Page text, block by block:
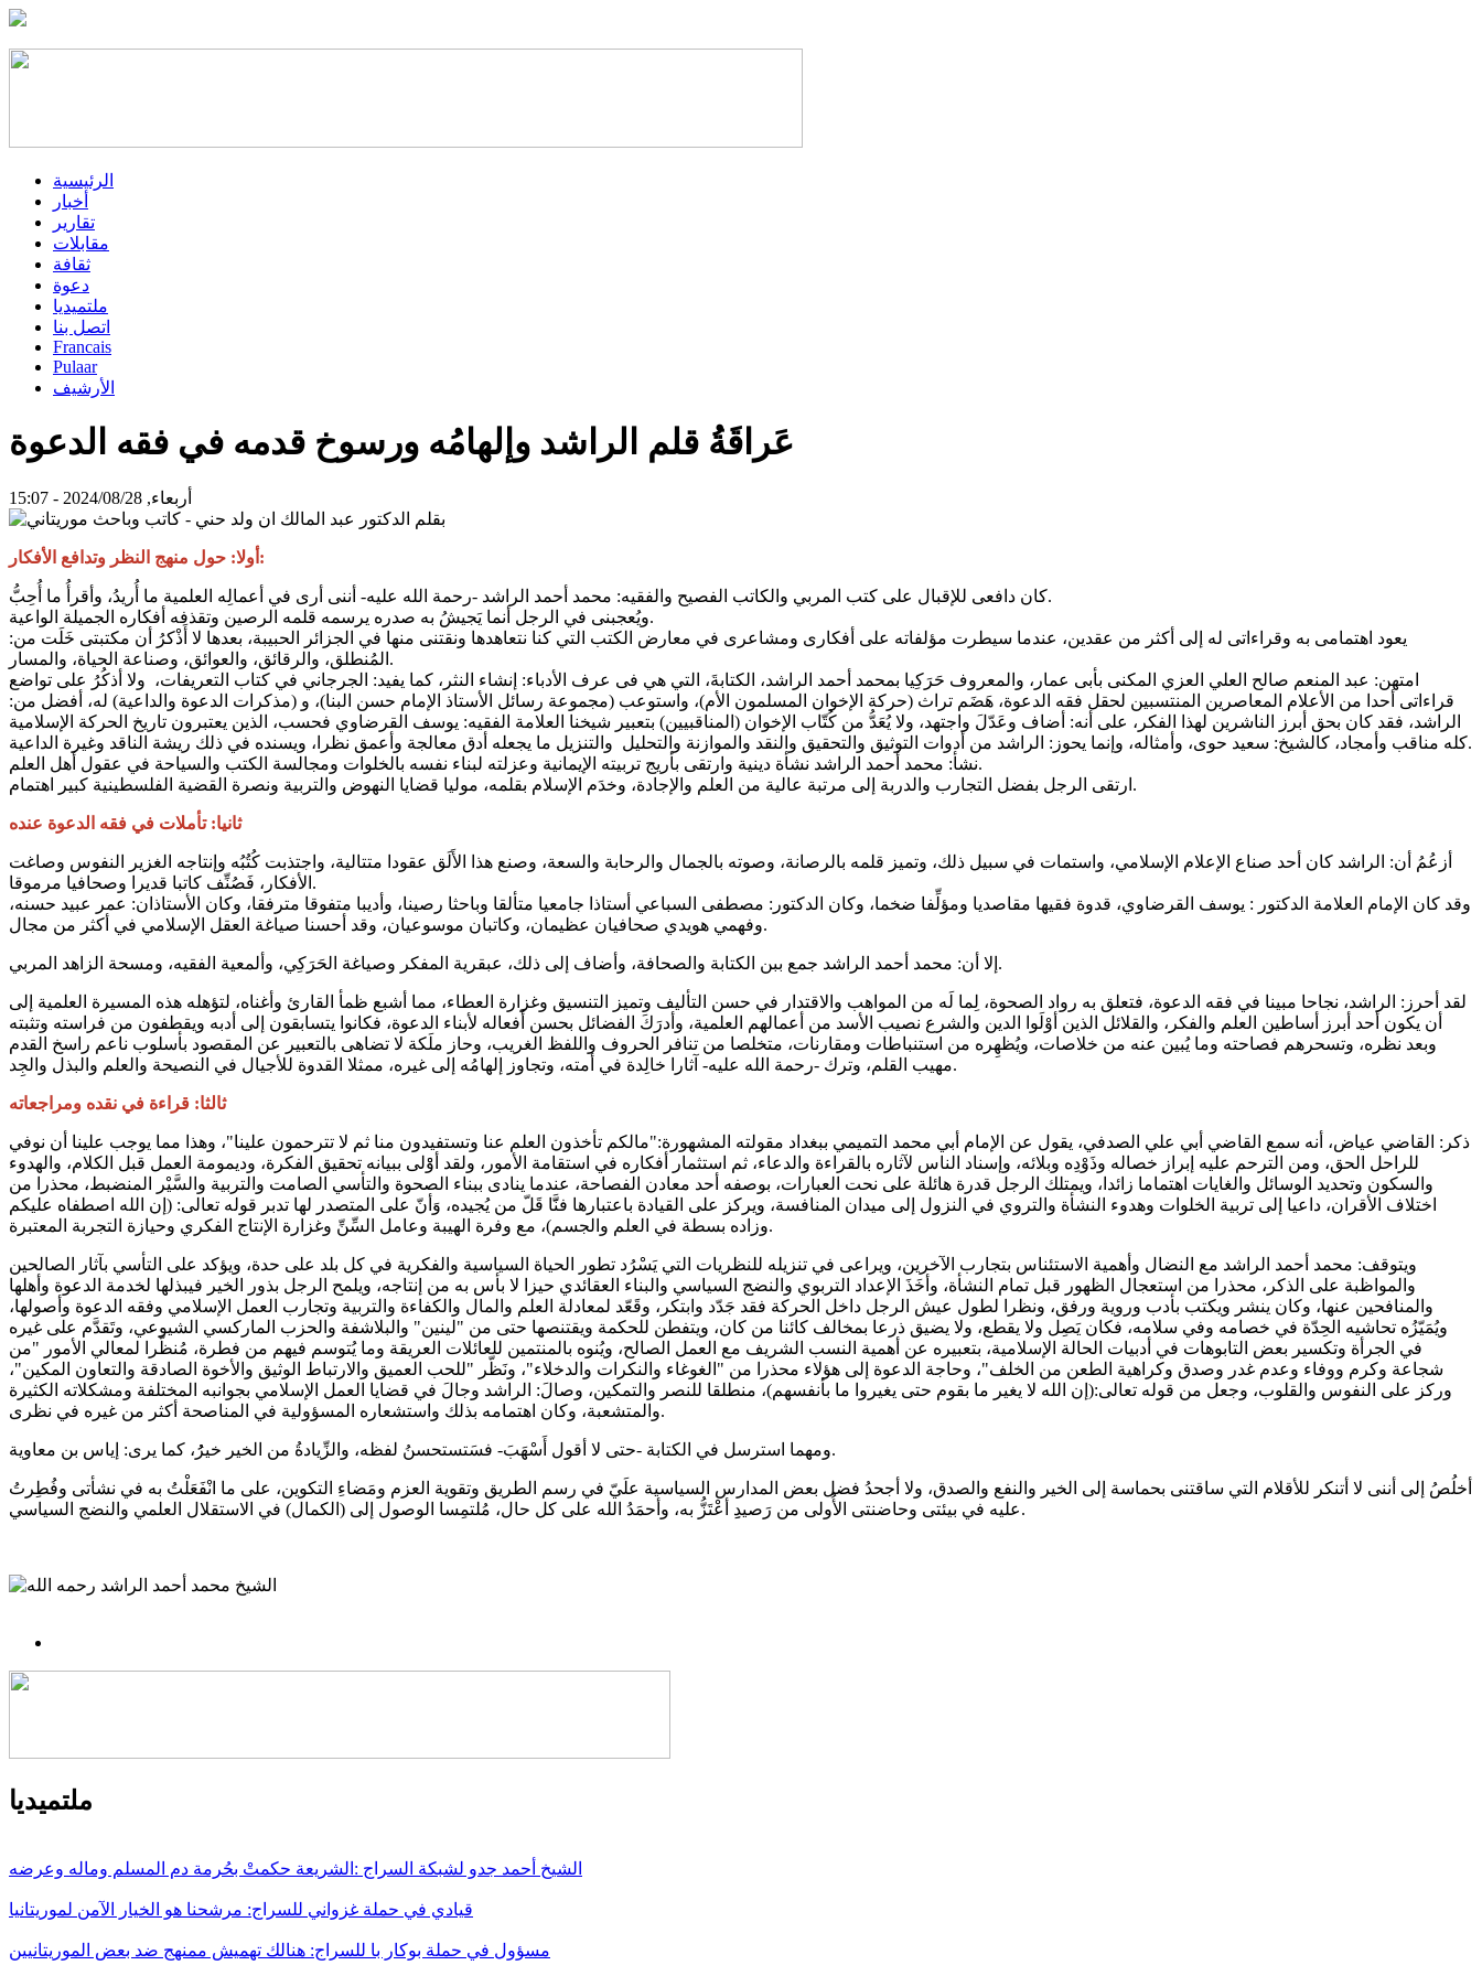
الرئيسية
أخبار
تقارير
مقابلات
ثقافة
دعوة
ملتميديا
اتصل بنا
Francais
Pulaar
الأرشيف
عَراقَةُ قلم الراشد وإلهامُه ورسوخ قدمه في فقه الدعوة
أربعاء, 2024/08/28 - 15:07
أولا: حول منهج النظر وتدافع الأفكار:
كان دافعى للإقبال على كتب المربي والكاتب الفصيح والفقيه: محمد أحمد الراشد -رحمة الله عليه- أننى أرى في أعمالِه العلمية ما أُريدُ، وأقرأُ ما أُحِبُّ.
ويُعجبنى في الرجل أنما يَجيشُ به صدره يرسمه قلمه الرصين وتقذفه أفكاره الجميلة الواعية.
يعود اهتمامى به وقراءاتى له إلى أكثر من عقدين، عندما سيطرت مؤلفاته على أفكارى ومشاعرى في معارض الكتب التي كنا نتعاهدها ونقتنى منها في الجزائر الحبيبة، بعدها لا أَذْكرُ أن مكتبتى خَلَت من:
المُنطلق، والرقائق، والعوائق، وصناعة الحياة، والمسار.
امتهن: عبد المنعم صالح العلي العزي المكنى بأبى عمار، والمعروف حَرَكِيا بمحمد أحمد الراشد، الكتابةَ، التي هي فى عرف الأدباء: إنشاء النثر، كما يفيد: الجرجاني في كتاب التعريفات، ولا أذكُرُ على تواضع
قراءاتى أحدا من الأعلام المعاصرين المنتسبين لحقل فقه الدعوة، هَضَم تراث (حركة الإخوان المسلمون الأم)، واستوعب (مجموعة رسائل الأستاذ الإمام حسن البنا)، و (مذكرات الدعوة والداعية) له، أفضل من:
الراشد، فقد كان بحق أبرز الناشرين لهذا الفكر، على أنه: أضاف وعَدّلَ واجتهد، ولا يُعَدُّ من كُتّاب الإخوان (المناقبيين) بتعبير شيخنا العلامة الفقيه: يوسف القرضاوي فحسب، الذين يعتبرون تاريخ الحركة الإسلامية
كله مناقب وأمجاد، كالشيخ: سعيد حوى، وأمثاله، وإنما يحوز: الراشد من أدوات التوثيق والتحقيق والنقد والموازنة والتحليل والتنزيل ما يجعله أدق معالجة وأعمق نظرا، ويسنده في ذلك ريشة الناقد وغيرة الداعية.
نشأ: محمد أحمد الراشد نشأة دينية وارتقى بأريج تربيته الإيمانية وعزلته لبناء نفسه بالخلوات ومجالسة الكتب والسياحة في عقول أهل العلم.
ارتقى الرجل بفضل التجارب والدربة إلى مرتبة عالية من العلم والإجادة، وخدَم الإسلام بقلمه، موليا قضايا النهوض والتربية ونصرة القضية الفلسطينية كبير اهتمام.
ثانيا: تأملات في فقه الدعوة عنده
أزعُمُ أن: الراشد كان أحد صناع الإعلام الإسلامي، واستمات في سبيل ذلك، وتميز قلمه بالرصانة، وصوته بالجمال والرحابة والسعة، وصنع هذا الأَلَق عقودا متتالية، واجتذبت كُتُبُه وإنتاجه الغزير النفوس وصاغت
الأفكار، فَصُنِّف كاتبا قديرا وصحافيا مرموقا.
وقد كان الإمام العلامة الدكتور : يوسف القرضاوي، قدوة فقيها مقاصديا ومؤلِّفا ضخما، وكان الدكتور: مصطفى السباعي أستاذا جامعيا متألقا وباحثا رصينا، وأديبا متفوقا مترفقا، وكان الأستاذان: عمر عبيد حسنه،
وفهمي هويدي صحافيان عظيمان، وكاتبان موسوعيان، وقد أحسنا صياغة العقل الإسلامي في أكثر من مجال.
إلا أن: محمد أحمد الراشد جمع ببن الكتابة والصحافة، وأضاف إلى ذلك، عبقرية المفكر وصياغة الحَرَكِي، وألمعية الفقيه، ومسحة الزاهد المربي.
لقد أحرز: الراشد، نجاحا مبينا في فقه الدعوة، فتعلق به رواد الصحوة، لِما لَه من المواهب والاقتدار في حسن التأليف وتميز التنسيق وغزارة العطاء، مما أشبع ظمأ القارئ وأغناه، لتؤهله هذه المسيرة العلمية إلى
أن يكون أحد أبرز أساطين العلم والفكر، والقلائل الذين أوْلَوا الدين والشرع نصيب الأسد من أعمالهم العلمية، وأدرَكَ الفضائل بحسن أَفعاله لأبناء الدعوة، فكانوا يتسابقون إلى أدبه ويقطفون من فراسته وتثبته
وبعد نظره، وتسحرهم فصاحته وما يُبين عنه من خلاصات، ويُظهِره من استنباطات ومقارنات، متخلصا من تنافر الحروف واللفظ الغريب، وحاز ملَكة لا تضاهى بالتعبير عن المقصود بأسلوب ناعم راسخ القدم
مهيب القلم، وترك -رحمة الله عليه- آثارا خالِدة في أمته، وتجاوز إلهامُه إلى غيره، ممثلا القدوة للأجيال في النصيحة والعلم والبذل والجِد.
ثالثا: قراءة في نقده ومراجعاته
ذكر: القاضي عياض، أنه سمع القاضي أبي علي الصدفي، يقول عن الإمام أبي محمد التميمي ببغداد مقولته المشهورة:"مالكم تأخذون العلم عنا وتستفيدون منا ثم لا تترحمون علينا"، وهذا مما يوجب علينا أن نوفي
للراحل الحق، ومن الترحم عليه إبراز خصاله وذَوْدِه وبلائه، وإسناد الناس لآثاره بالقراءة والدعاء، ثم استثمار أفكاره في استقامة الأمور، ولقد أوْْلى ببيانه تحقيق الفكرة، وديمومة العمل قبل الكلام، والهدوء
والسكون وتحديد الوسائل والغايات اهتماما زائدا، ويمتلك الرجل قدرة هائلة على نحت العبارات، بوصفه أحد معادن الفصاحة، عندما ينادى ببناء الصحوة والتأسي الصامت والتربية والسَّيْر المنضبط، محذرا من
اختلاف الأقران، داعيا إلى تربية الخلوات وهدوء النشأة والتروي في النزول إلى ميدان المنافسة، ويركز على القيادة باعتبارها فنََّا قَلّ من يُجيده، وَأنّ على المتصدر لها تدبر قوله تعالى: (إن الله اصطفاه عليكم
وزاده بسطة في العلم والجسم)، مع وفرة الهيبة وعامل السِّنِّ وغزارة الإنتاج الفكري وحيازة التجربة المعتبرة.
ويتوقف: محمد أحمد الراشد مع النضال وأهمية الاستئناس بتجارب الآخرين، ويراعى في تنزيله للنظريات التي يَسْرُد تطور الحياة السياسية والفكرية في كل بلد على حدة، ويؤكد على التأسي بآثار الصالحين
والمواظبة على الذكر، محذرا من استعجال الظهور قبل تمام النشأة، وأخَذَ الإعداد التربوي والنضج السياسي والبناء العقائدي حيزا لا بأس به من إنتاجه، ويلمح الرجل بذور الخير فيبذلها لخدمة الدعوة وأهلها
والمنافحين عنها، وكان ينشر ويكتب بأدب وروية ورفق، ونظرا لطول عيش الرجل داخل الحركة فقد جَدّد وابتكر، وقَعّد لمعادلة العلم والمال والكفاءة والتربية وتجارب العمل الإسلامي وفقه الدعوة وأصولها،
ويُمَيّزُه تحاشيه الحِدّة في خصامه وفي سلامه، فكان يَصِل ولا يقطع، ولا يضيق ذرعا بمخالف كائنا من كان، ويتفطن للحكمة ويقتنصها حتى من "لينين" والبلاشفة والحزب الماركسي الشيوعي، وتَقدَّم على غيره
في الجرأة وتكسير بعض التابوهات في أدبيات الحالة الإسلامية، بتعبيره عن أهمية النسب الشريف مع العمل الصالح، ويُنوه بالمنتمين للعائلات العريقة وما يُتوسم فيهم من فطرة، مُنظّرا لمعالي الأمور "من
شجاعة وكرم ووفاء وعدم غدر وصدق وكراهية الطعن من الخلف"، وحاجة الدعوة إلى هؤلاء محذرا من "الغوغاء والنكرات والدخلاء"، ونَظّر "للحب العميق والارتباط الوثيق والأخوة الصادقة والتعاون المكين"،
وركز على النفوس والقلوب، وجعل من قوله تعالى:(إن الله لا يغير ما بقوم حتى يغيروا ما بأنفسهم)، منطلقا للنصر والتمكين، وصالَ: الراشد وجالَ في قضايا العمل الإسلامي بجوانبه المختلفة ومشكلاته الكثيرة
والمتشعبة، وكان اهتمامه بذلك واستشعاره المسؤولية في المناصحة أكثر من غيره في نظرى.
ومهما استرسل في الكتابة -حتى لا أقول أَسْهَبَ- فسَتستحسنُ لفظه، والزِّيادةُ من الخير خيرُُ، كما يرى: إياس بن معاوية.
أخلُصُ إلى أننى لا أتنكر للأقلام التي ساقتنى بحماسة إلى الخير والنفع والصدق، ولا أجحدُ فضل بعض المدارس السياسية علَيّ في رسم الطريق وتقوية العزم ومَضاءِ التكوين، على ما انْفَعَلْتُ به في نشأتى وفُطِرتُ
عليه في بيئتى وحاضنتى الأُولى من رَصيدِِ أعْتَزُّ به، وأحمَدُ الله على كل حال، مُلتمِسا الوصول إلى (الكمال) في الاستقلال العلمي والنضج السياسي.
ملتميديا
الشيخ أحمد جدو لشبكة السراج :الشريعة حكمتْ بحُرمة دم المسلم وماله وعرضه
قيادي في حملة غزواني للسراج: مرشحنا هو الخيار الآمن لموريتانيا
مسؤول في حملة بوكار با للسراج: هنالك تهميش ممنهج ضد بعض الموريتانيين